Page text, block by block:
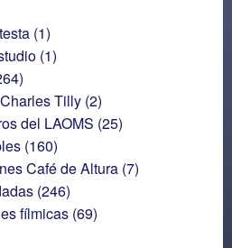
(1)
(1)
Tilly (2)
del LAOMS (25)
(160)
Café de Altura (7)
(246)
fílmicas (69)